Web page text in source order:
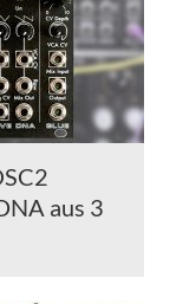
aus 3